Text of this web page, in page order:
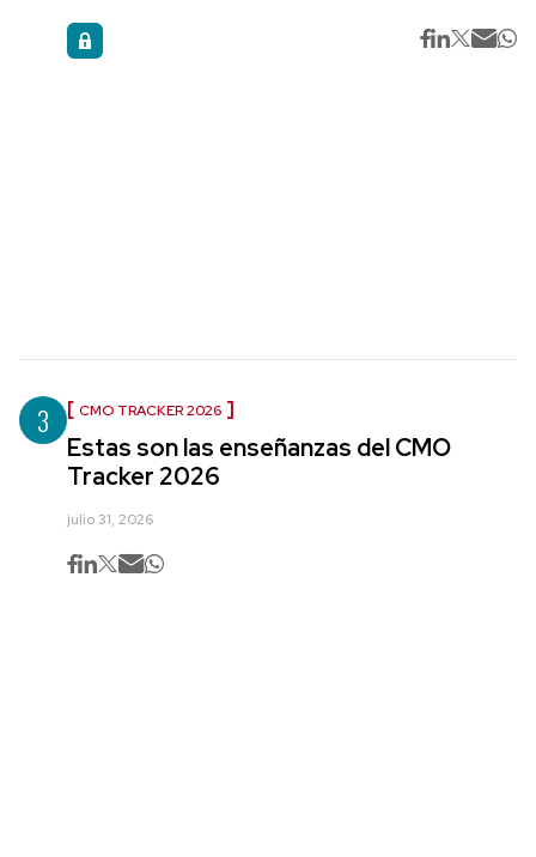
3 CMO TRACKER 2026
Estas son las enseñanzas del CMO
Tracker 2026
julio 31, 2026